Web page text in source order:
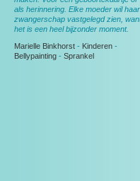
als herinnering. Elke moeder wil haar
zwangerschap vastgelegd zien,
het is een heel bijzonder moment.
Marielle Binkhorst - Kinderen -
Bellypainting - Sprankel